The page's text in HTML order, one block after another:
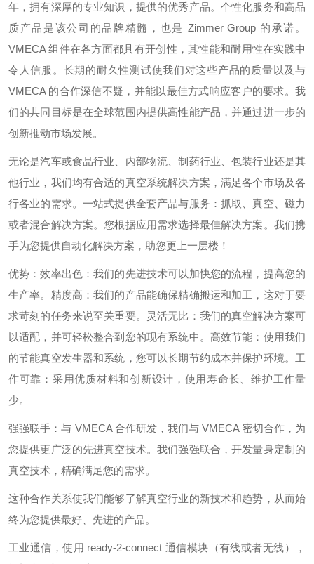
年，拥有深厚的专业知识，提供的优秀产品。个性化服务和高品
质产品是该公司的品牌精髓，也是 Zimmer Group 的承诺。
VMECA 组件在各方面都具有开创性，其性能和耐用性在实践中
令人信服。长期的耐久性测试使我们对这些产品的质量以及与
VMECA 的合作深信不疑，并能以最佳方式响应客户的要求。我
们的共同目标是在全球范围内提供高性能产品，并通过进一步的
创新推动市场发展。
无论是汽车或食品行业、内部物流、制药行业、包装行业还是其
他行业，我们均有合适的真空系统解决方案，满足各个市场及各
行各业的需求。一站式提供全套产品与服务：抓取、真空、磁力
或者混合解决方案。您根据应用需求选择最佳解决方案。我们携
手为您提供自动化解决方案，助您更上一层楼！
优势：效率出色：我们的先进技术可以加快您的流程，提高您的
生产率。精度高：我们的产品能确保精确搬运和加工，这对于要
求苛刻的任务来说至关重要。灵活无比：我们的真空解决方案可
以适配，并可轻松整合到您的现有系统中。高效节能：使用我们
的节能真空发生器和系统，您可以长期节约成本并保护环境。工
作可靠：采用优质材料和创新设计，使用寿命长、维护工作量
少。
强强联手：与 VMECA 合作研发，我们与 VMECA 密切合作，为
您提供更广泛的先进真空技术。我们强强联合，开发量身定制的
真空技术，精确满足您的需求。
这种合作关系使我们能够了解真空行业的新技术和趋势，从而始
终为您提供最好、先进的产品。
工业通信，使用 ready-2-connect 通信模块（有线或者无线），